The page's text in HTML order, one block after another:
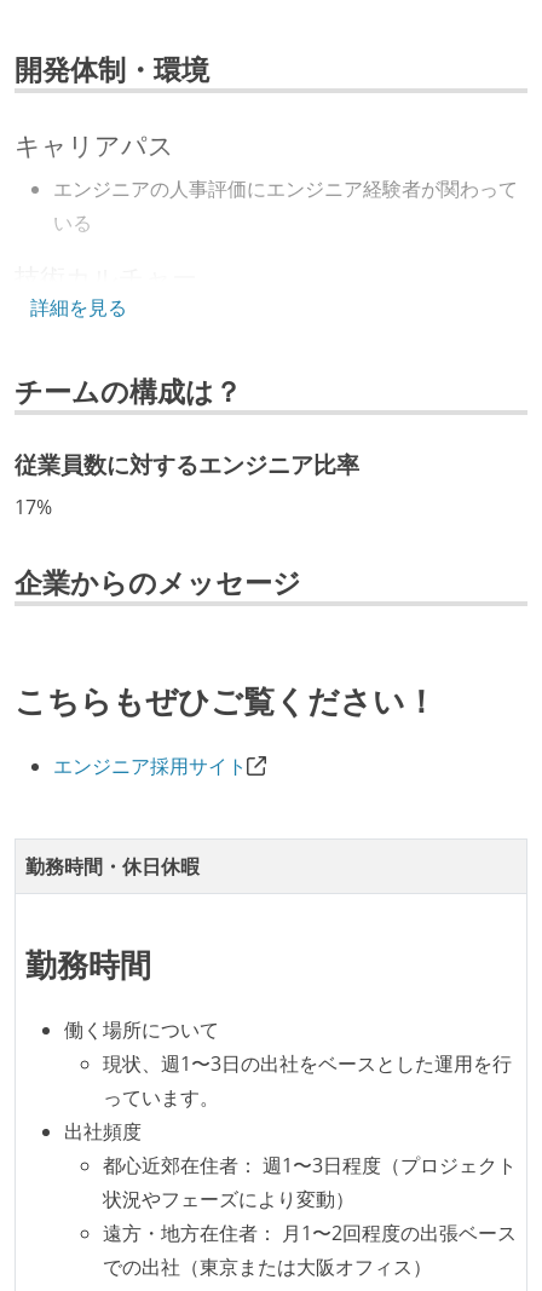
開発体制・環境
キャリアパス
エンジニアの人事評価にエンジニア経験者が関わって
いる
CTO またはそれに準じる、技術やワークフローの標準
取締役（社内）または執行役員として、エンジニアリ
ング部門の人間が経営に参加している
開発メンバーの裁量
企画を決定する場に、実装を担当する開発メンバーが
となって行う
全体のスケジュール管理は、途中の成果を随時確認し
ながら、納期または盛り込む機能を柔軟に調整する形
コード品質向上のための取り組み
本番にデプロイされるコードには、全てコードレビュ
「リファクタリングは随時行われるべき」という価値
いる
テストの実施度
機能の実装と同時にテストコードを記述している
アジャイル実践状況
1ヶ月以下の短い期間でのイテレーション開発を実践
している
詳細を見る
チームの構成は？
従業員数に対するエンジニア比率
17%
企業からのメッセージ
こちらもぜひご覧ください！
エンジニア採用サイト
勤務時間・休日休暇
勤務時間
働く場所について
現状、週1〜3日の出社をベースとした運用を行
っています。
出社頻度
都心近郊在住者： 週1〜3日程度（プロジェクト
状況やフェーズにより変動）
遠方・地方在住者： 月1〜2回程度の出張ベース
での出社（東京または大阪オフィス）